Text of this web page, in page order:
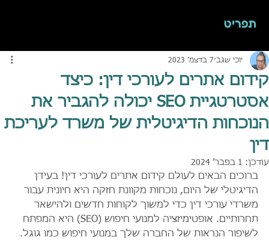
תפריט
קידום אתרים לעורכי דין: כיצד
אסטרטגיית SEO יכולה להגביר את
הנוכחות הדיגיטלית של משרד לעריכת
דין
יוכי שגב 7 בדצמ׳ 2023
עודכן: 1 בפבר׳ 2024
ברוכים הבאים לעולם קידום אתרים לעורכי דין! בעידן
הדיגיטלי של היום, נוכחות מקוונת חזקה היא חיונית עבור
משרדי עורכי דין כדי למשוך לקוחות חדשים ולהישאר
תחרותיים. אופטימיזציה למנועי חיפוש (SEO) היא המפתח
לשיפור הנראות של החברה שלך במנועי חיפוש כמו גוגל.